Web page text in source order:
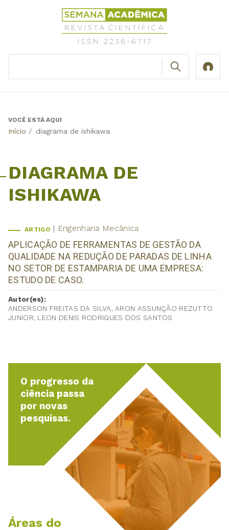
Revista
Científica
Semana
Back
VOCÊ ESTÁ AQUI
Início / diagrama de ishikawa
DIAGRAMA DE
ISHIKAWA
ARTIGO Engenharia Mecânica
APLICAÇÃO DE FERRAMENTAS DE GESTÃO DA
QUALIDADE NA REDUÇÃO DE PARADAS DE LINHA
NO SETOR DE ESTAMPARIA DE UMA EMPRESA:
ESTUDO DE CASO.
Autor(es):
ANDERSON FREITAS DA SILVA, ARON ASSUNÇÃO REZUTTO
JUNIOR, LEON DENIS RODRIGUES DOS SANTOS
O progresso da
ciência passa
por novas
pesquisas.
Áreas do